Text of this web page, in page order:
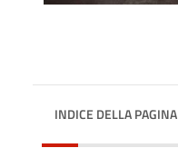
INDICE DELLA PAGINA